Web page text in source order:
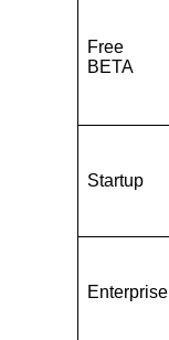
Free
BETA
Startup
Enterprise